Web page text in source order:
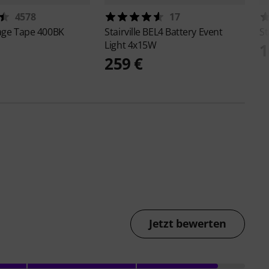
4578
Tape 400BK
17
Stairville BEL4 Battery Event
Light 4x15W
259 €
Jetzt bewerten